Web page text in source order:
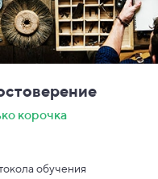
корочка
обучения